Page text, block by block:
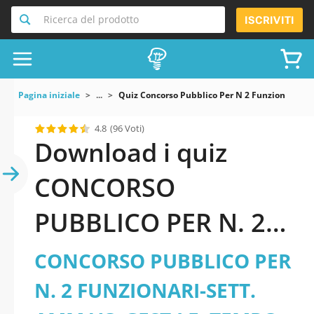
Ricerca del prodotto ISCRIVITI
Pagina iniziale ... Quiz Concorso Pubblico Per N 2 Funzionari
4.8 (96 Voti)
Download i quiz
CONCORSO
PUBBLICO PER N. 2
FUNZIONARI-SETT.
AMM.VO-GEST.LE,
CONCORSO PUBBLICO PER
N. 2 FUNZIONARI-SETT.